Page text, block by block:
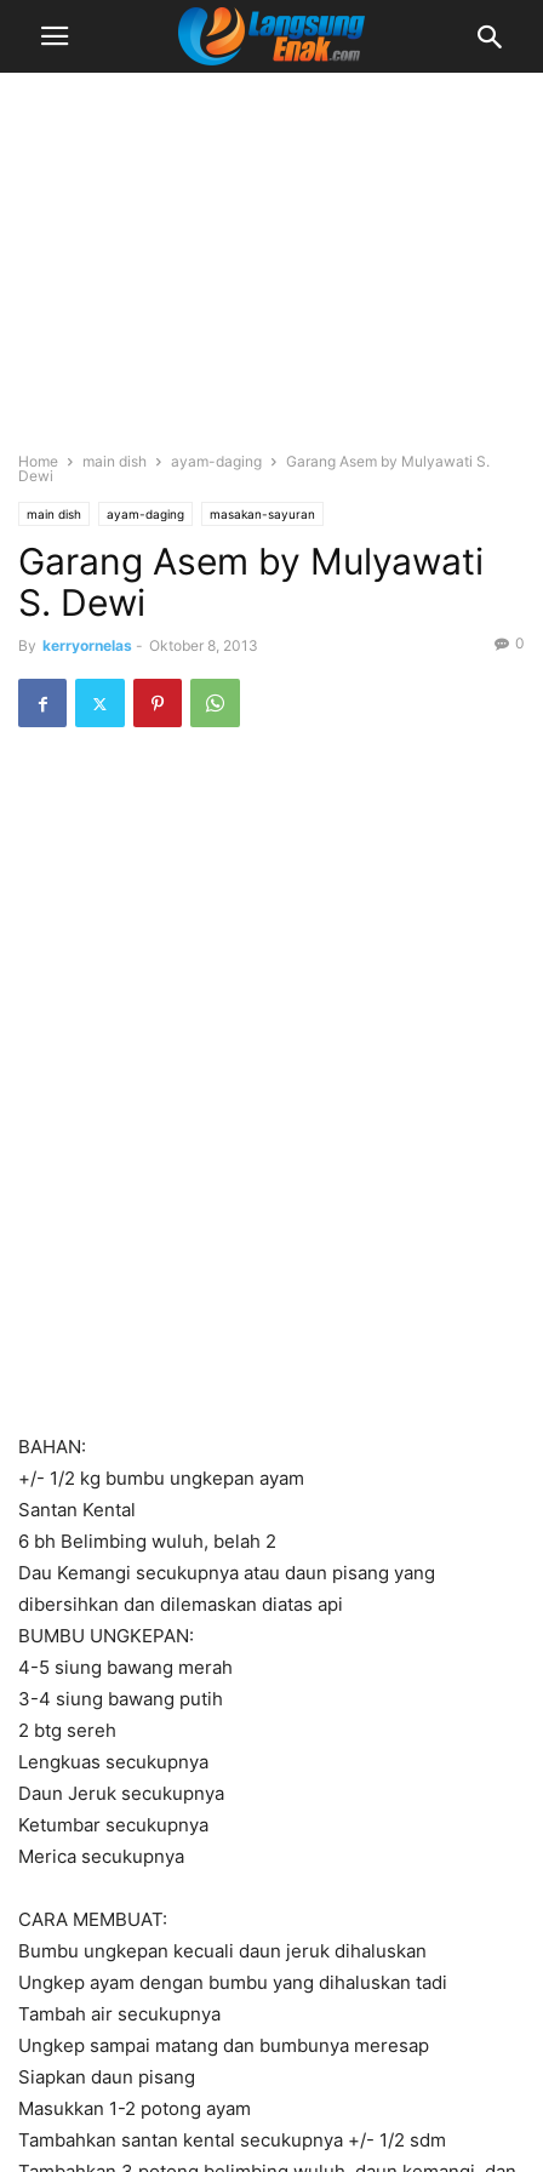
Home main dish ayam-daging
Garang Asem by Mulyawati S.
Dewi
main dish ayam-daging masakan-sayuran
Garang Asem by Mulyawati
S. Dewi
By kerryornelas - Oktober 8, 2013 0
BAHAN:
+/- 1/2 kg bumbu ungkepan ayam
Santan Kental
6 bh Belimbing wuluh, belah 2
Dau Kemangi secukupnya atau daun pisang yang
dibersihkan dan dilemaskan diatas api
BUMBU UNGKEPAN:
4-5 siung bawang merah
3-4 siung bawang putih
2 btg sereh
Lengkuas secukupnya
Daun Jeruk secukupnya
Ketumbar secukupnya
Merica secukupnya
CARA MEMBUAT:
Bumbu ungkepan kecuali daun jeruk dihaluskan
Ungkep ayam dengan bumbu yang dihaluskan tadi
Tambah air secukupnya
Ungkep sampai matang dan bumbunya meresap
Siapkan daun pisang
Masukkan 1-2 potong ayam
Tambahkan santan kental secukupnya +/- 1/2 sdm